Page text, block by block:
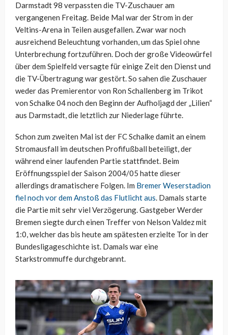
Darmstadt 98 verpassten die TV-Zuschauer am
vergangenen Freitag. Beide Mal war der Strom in der
Veltins-Arena in Teilen ausgefallen. Zwar war noch
ausreichend Beleuchtung vorhanden, um das Spiel ohne
Unterbrechung fortzuführen. Doch der große Videowürfel
über dem Spielfeld versagte für einige Zeit den Dienst und
die TV-Übertragung war gestört. So sahen die Zuschauer
weder das Premierentor von Ron Schallenberg im Trikot
von Schalke 04 noch den Beginn der Aufholjagd der „Lilien“
aus Darmstadt, die letztlich zur Niederlage führte.
Schon zum zweiten Mal ist der FC Schalke damit an einem
Stromausfall im deutschen Profifußball beteiligt, der
während einer laufenden Partie stattfindet. Beim
Eröffnungsspiel der Saison 2004/05 hatte dieser
allerdings dramatischere Folgen. Im Bremer Weserstadion
fiel noch vor dem Anstoß das Flutlicht aus. Damals starte
die Partie mit sehr viel Verzögerung. Gastgeber Werder
Bremen siegte durch einen Treffer von Nelson Valdez mit
1:0, welcher das bis heute am spätesten erzielte Tor in der
Bundesligageschichte ist. Damals war eine
Starkstrommuffe durchgebrannt.